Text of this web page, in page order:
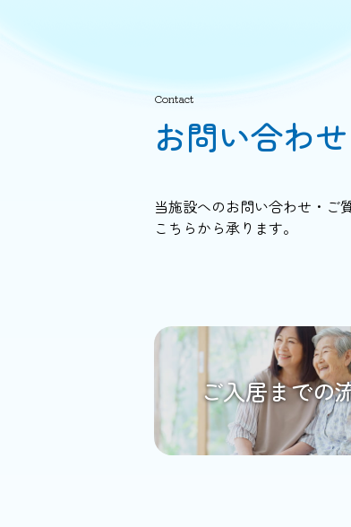
Contact
お問い合わせ
当施設へのお問い合わせ・ご
こちらから承ります。
ご入居までの